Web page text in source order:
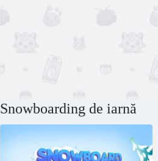
Snowboarding de iarnă